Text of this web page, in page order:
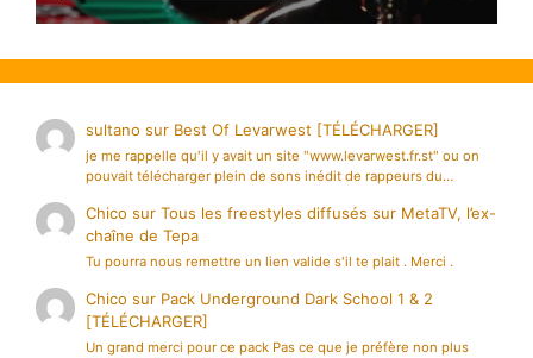
sultano sur Best Of Levarwest [TÉLÉCHARGER]
je me rappelle qu'il y avait un site "www.levarwest.fr.st" ou on
pouvait télécharger plein de sons inédit de rappeurs du…
Chico surTous les freestyles diffusés sur MetaTV, l’ex-
chaîne de Tepa
Tu pourra nous remettre un lien valide s'il te plait . Merci .
Chico sur Pack Underground Dark School 1 & 2
[TÉLÉCHARGER]
Un grand merci pour ce pack Pas ce que je préfère non plus